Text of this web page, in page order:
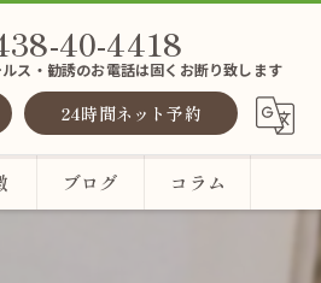
40-4418
ス・勧誘のお電話は固くお断り致します
24時間ネット予約
ブログ コラム